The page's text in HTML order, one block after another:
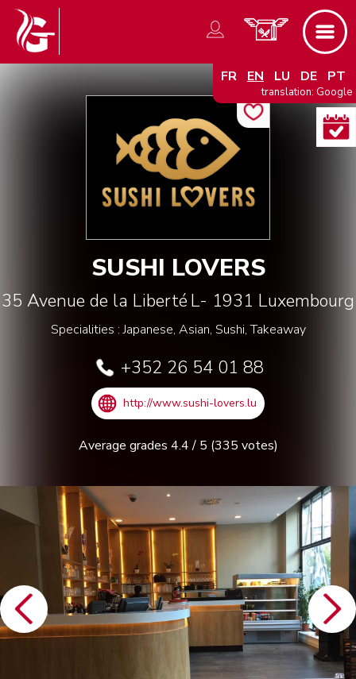
FR EN LU DE PT
translation: Google
SUSHI LOVERS
35 Avenue de la Liberté L- 1931 Luxembourg
Specialities : Japanese, Asian, Sushi, Takeaway
+352 26 54 01 88
http://www.sushi-lovers.lu
Average grades 4.4/ 5 (335 votes)